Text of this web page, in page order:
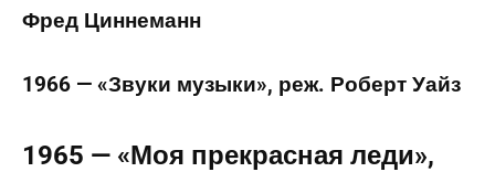
Фред Циннеманн
1966 — «Звуки музыки», реж. Роберт Уайз
1965 — «Моя прекрасная леди»,